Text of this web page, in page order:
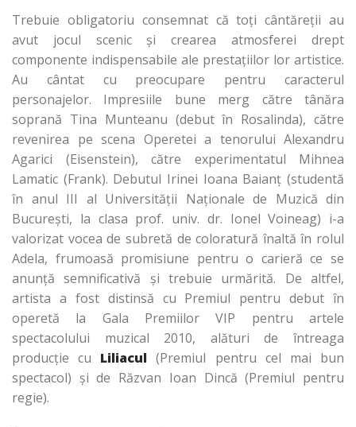
Trebuie obligatoriu consemnat că toţi cântăreţii au
avut jocul scenic şi crearea atmosferei drept
componente indispensabile ale prestaţiilor lor artistice.
Au cântat cu preocupare pentru caracterul
personajelor. Impresiile bune merg către tânăra
soprană Tina Munteanu (debut în Rosalinda), către
revenirea pe scena Operetei a tenorului Alexandru
Agarici (Eisenstein), către experimentatul Mihnea
Lamatic (Frank). Debutul Irinei Ioana Baianţ (studentă
în anul III al Universităţii Naţionale de Muzică din
Bucureşti, la clasa prof. univ. dr. Ionel Voineag) i-a
valorizat vocea de subretă de coloratură înaltă în rolul
Adela, frumoasă promisiune pentru o carieră ce se
anunţă semnificativă şi trebuie urmărită. De altfel,
artista a fost distinsă cu Premiul pentru debut în
operetă la Gala Premiilor VIP pentru artele
spectacolului muzical 2010, alături de întreaga
producţie cu Liliacul(Premiul pentru cel mai bun
spectacol) şi de Răzvan Ioan Dincă (Premiul pentru
regie).